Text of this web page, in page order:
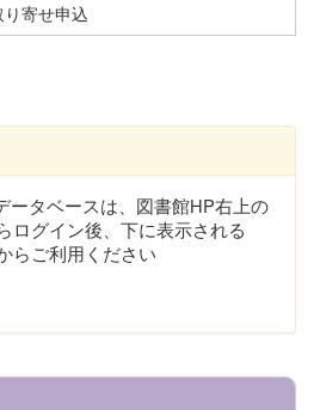
寄せ申込
ータベースは、図書館HP右上の
ログイン後、下に表示される
らご利用ください